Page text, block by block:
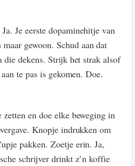
Je eerste dopaminehitje van
gewoon. Schud aan dat
die dekens. Strijk het strak alsof
te pas is gekomen. Doe.
en doe elke beweging in
Knopje indrukken om
pakken. Zoetje erin. Ja,
schrijver drinkt z’n koffie